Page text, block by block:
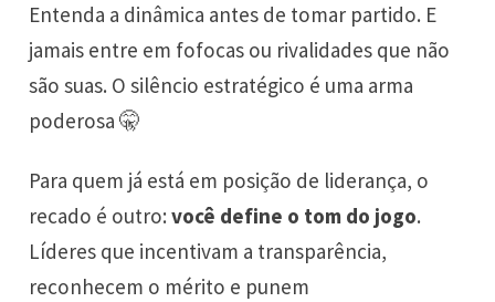
Entenda a dinâmica antes de tomar partido. E
jamais entre em fofocas ou rivalidades que não
são suas. O silêncio estratégico é uma arma
poderosa 🤫
Para quem já está em posição de liderança, o
recado é outro:você define o tom do jogo.
Líderes que incentivam a transparência,
reconhecem o mérito e punem